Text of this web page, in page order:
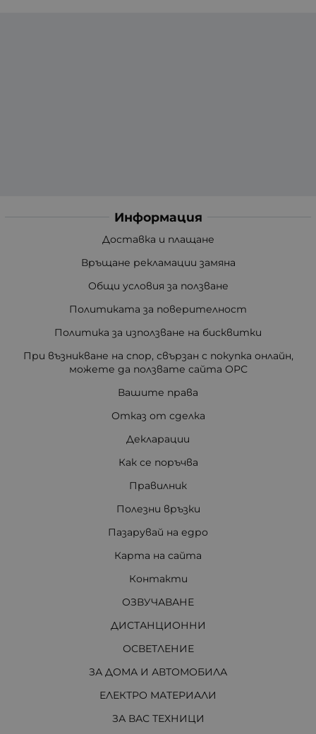
Информация
Доставка и плащане
Връщане рекламации замяна
Общи условия за ползване
Политиката за поверителност
Политика за използване на бисквитки
При възникване на спор, свързан с покупка онлайн,
можете да ползвате сайта ОРС
Вашите права
Отказ от сделка
Декларации
Как се поръчва
Правилник
Полезни връзки
Пазарувай на едро
Карта на сайта
Контакти
ОЗВУЧАВАНЕ
ДИСТАНЦИОННИ
ОСВЕТЛЕНИЕ
ЗА ДОМА И АВТОМОБИЛА
ЕЛЕКТРО МАТЕРИАЛИ
ЗА ВАС ТЕХНИЦИ